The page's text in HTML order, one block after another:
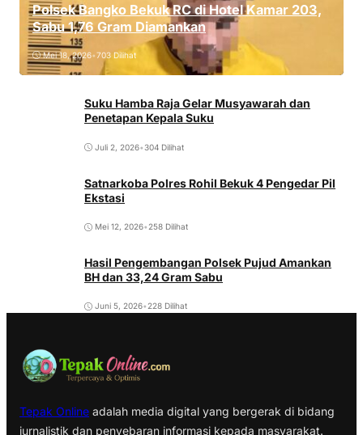
Polsek Bangko Bekuk RC di Hotel Kamar 203,
Sabu 1,76 Gram Diamankan
Mei 18, 2026•703 Dilihat
Suku Hamba Raja Gelar Musyawarah dan
Penetapan Kepala Suku
Juli 2, 2026•304 Dilihat
Satnarkoba Polres Rohil Bekuk 4 Pengedar Pil
Ekstasi
Mei 12, 2026• 258 Dilihat
Hasil Pengembangan Polsek Pujud Amankan
BH dan 33,24 Gram Sabu
Juni 5, 2026•228 Dilihat
Tepak Online adalah media digital yang bergerak di bidang
jurnalistik dan penyebaran informasi kepada masyarakat.